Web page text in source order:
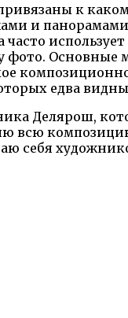
к
и
фото.
едва
Делярош,
всю
себя